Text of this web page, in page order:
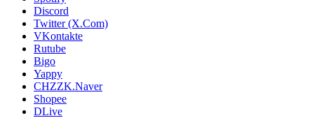
Discord
Twitter (X.Com)
VKontakte
Rutube
Bigo
Yappy
CHZZK.Naver
Shopee
DLive